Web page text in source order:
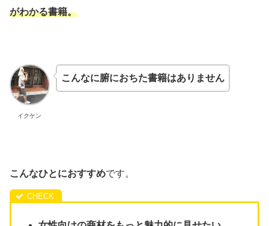
がわかる書籍。
イクケン
こんなに腑におちた書籍はありません
こんなひとにおすすめです。